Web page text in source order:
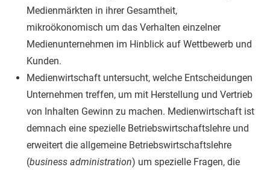
Medienmärkten in ihrer Gesamtheit,
mikroökonomisch um das Verhalten einzelner
Medienunternehmen im Hinblick auf Wettbewerb und
Kunden.
Medienwirtschaft untersucht, welche Entscheidungen
Unternehmen treffen, um mit Herstellung und Vertrieb
von Inhalten Gewinn zu machen. Medienwirtschaft ist
demnach eine spezielle Betriebswirtschaftslehre und
erweitert die allgemeine Betriebswirtschaftslehre
(business administration) um spezielle Fragen, die